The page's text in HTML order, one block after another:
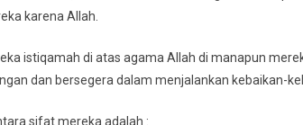
karena Allah.
istiqamah di atas agama Allah di manapun
dan bersegera dalam menjalankan kebaikan-
sifat mereka adalah :